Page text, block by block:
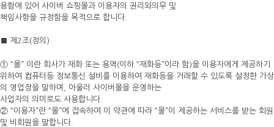
용함에 있어 사이버 쇼핑몰과 이용자의 권리와의무 및
책임사항을 규정함을 목적으로 합니다.
■ 제2조(정의)
① “몰” 이란 회사가 재화 또는 용역(이하 “재화등”이라 함)을 이용자에게 제공하기
위하여 컴퓨터등 정보통신 설비를 이용하여 재화등을 거래할 수 있도록 설정한 가상
의 영업장을 말하며, 아울러 사이버몰을 운영하는
사업자의 의미로도 사용합니다.
② “이용자”란 “몰”에 접속하여 이 약관에 따라 “몰”이 제공하는 서비스를 받는 회원
및 비회원을 말합니다.